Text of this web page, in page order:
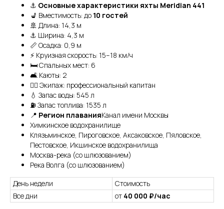
⚓ Основные характеристики яхты Meridian 441
💺 Вместимость: до 10 гостей
🚢 Длина: 14,3 м
⚓ Ширина: 4,3 м
📏 Осадка: 0,9 м
⚡ Круизная скорость: 15–18 км/ч
🛏 Спальных мест: 6
🛋 Каюты: 2
👨‍✈️ Экипаж: профессиональный капитан
💧 Запас воды: 545 л
⛽ Запас топлива: 1535 л
📍 Регион плаванияКанал имени Москвы
Химкинское водохранилище
Клязьминское, Пироговское, Аксаковское, Пяловское,
Пестовское, Икшинское водохранилища
Москва-река (со шлюзованием)
Река Волга (со шлюзованием)
День недели
Стоимость
Все дни
от 40 000 ₽/час
Остались вопросы?